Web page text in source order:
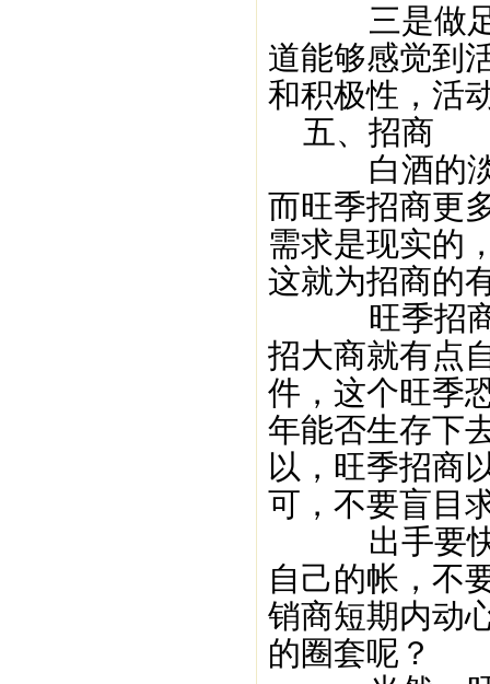
三是做足活
道能够感觉到
和积极性，活
五、招商
白酒的淡季
而旺季招商更
需求是现实的
这就为招商的
旺季招商更
招大商就有点
件，这个旺季
年能否生存下
以，旺季招商
可，不要盲目
出手要快，
自己的帐，不
销商短期内动
的圈套呢？